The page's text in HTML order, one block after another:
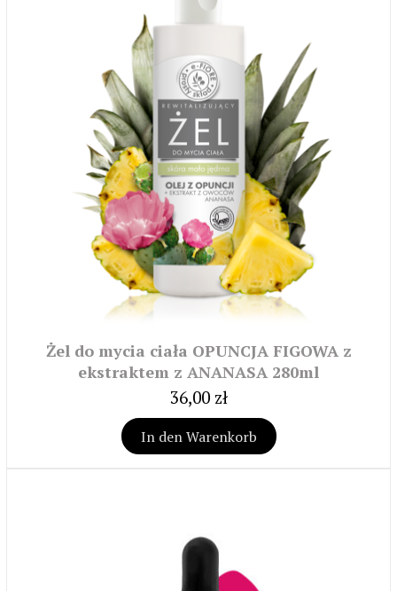
Żel do mycia ciała OPUNCJA FIGOWA z
ekstraktem z ANANASA 280ml
36,00 zł
In den Warenkorb